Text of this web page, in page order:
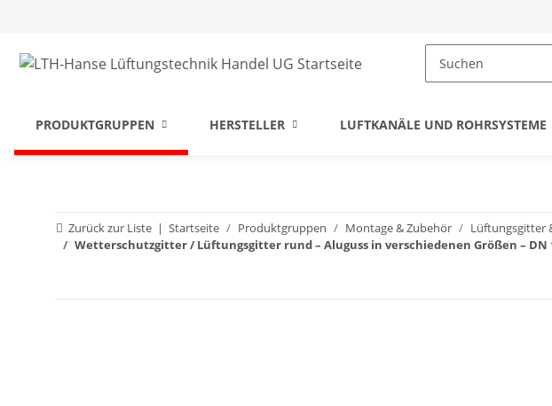
PRODUKTGRUPPEN HERSTELLER LUFTKANÄLE UND ROHRSYSTEME
Zurück zur Liste Startseite Produktgruppen Montage & Zubehör
Lüftungsgitter
Wetterschutzgitter / Lüftungsgitter rund – Aluguss in verschiedenen Größen – DN